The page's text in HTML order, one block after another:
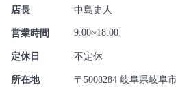
店長 中島史人
営業時間 9:00~18:00
定休日 不定休
所在地 〒5008284 岐阜県岐阜